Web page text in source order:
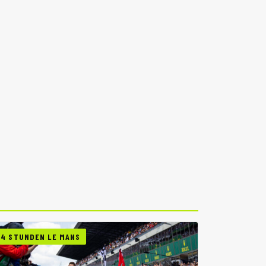
STUNDEN LE MANS